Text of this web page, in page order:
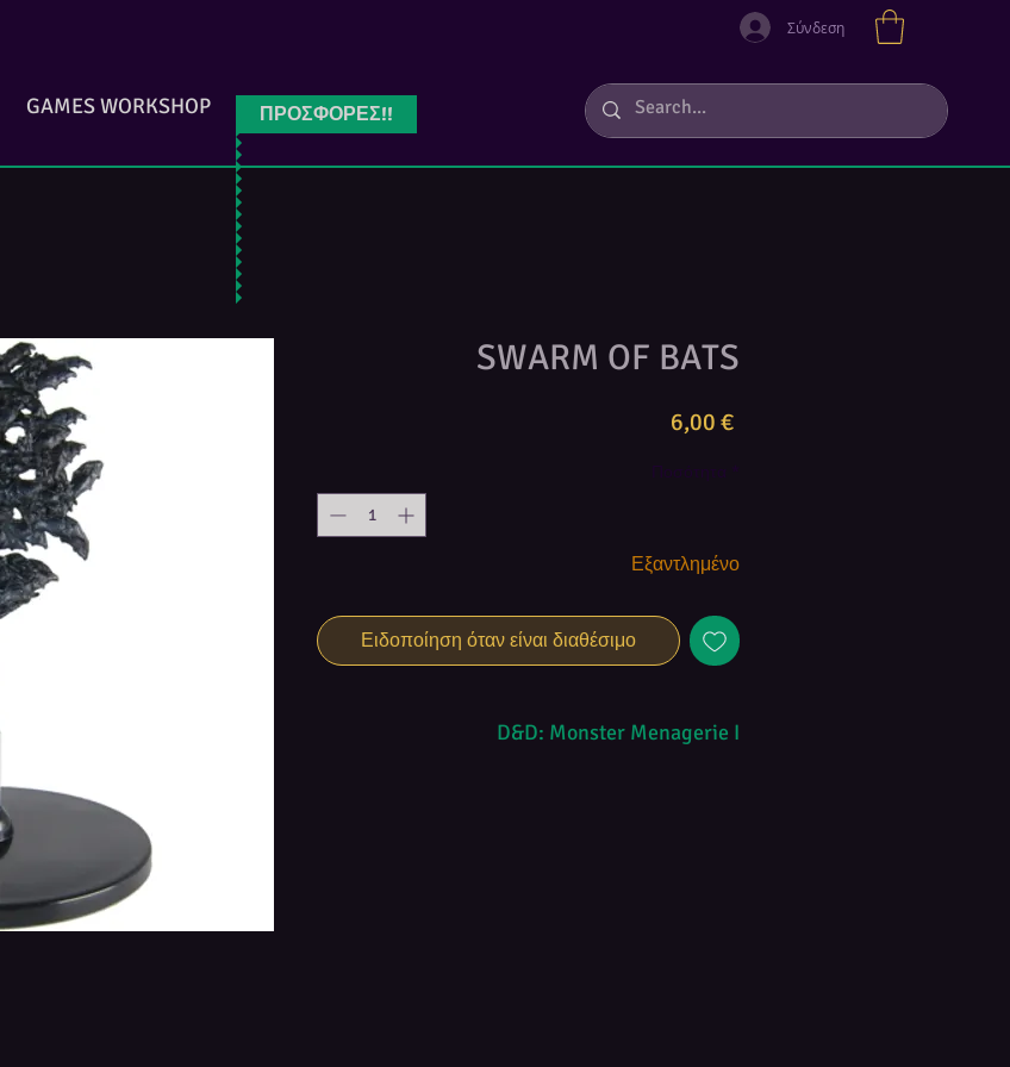
Σύνδεση
GAMES WORKSHOP ΠΡΟΣΦΟΡΕΣ!!
SWARM OF BATS
6,00 €Τιμή
Εξαντλημένο
Ειδοποίηση όταν είναι διαθέσιμο
D&D: Monster Menagerie I